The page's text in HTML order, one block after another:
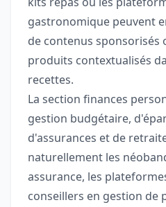
gastronomique peuvent
de contenus sponsorisés
produits contextualisés
recettes.
La section finances
gestion budgétaire,
d'assurances et de
naturellement les
assurance, les
conseillers en gestion de